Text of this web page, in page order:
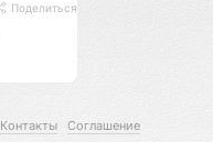
Поделиться
Контакты Соглашение